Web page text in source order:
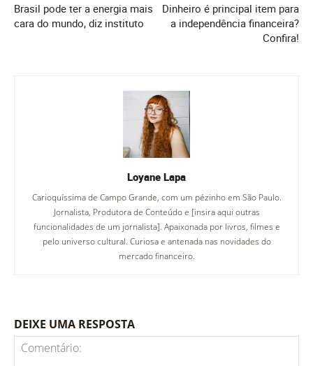
Brasil pode ter a energia mais
cara do mundo, diz instituto
Dinheiro é principal item para
a independência financeira?
Confira!
Loyane Lapa
Carioquíssima de Campo Grande, com um pézinho em São Paulo.
Jornalista, Produtora de Conteúdo e [insira aqui outras
funcionalidades de um jornalista]. Apaixonada por livros, filmes e
pelo universo cultural. Curiosa e antenada nas novidades do
mercado financeiro.
DEIXE UMA RESPOSTA